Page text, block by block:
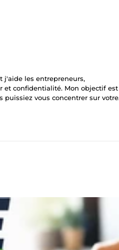
j'aide les entrepreneurs,
et confidentialité. Mon objectif est
vous concentrer sur votre
✅ Saisie de données sur
web et collecte
✅ Classement et organisation